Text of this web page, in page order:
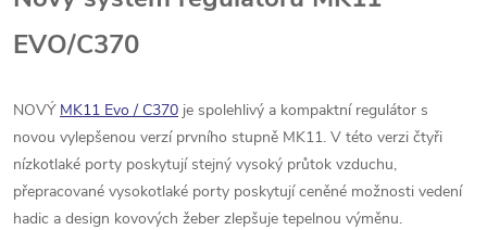
EVO/C370
NOVÝ MK11 Evo / C370 je spolehlivý a kompaktní regulátor s
novou vylepšenou verzí prvního stupně MK11. V této verzi čtyři
nízkotlaké porty poskytují stejný vysoký průtok vzduchu,
přepracované vysokotlaké porty poskytují ceněné možnosti vedení
hadic a design kovových žeber zlepšuje tepelnou výměnu.